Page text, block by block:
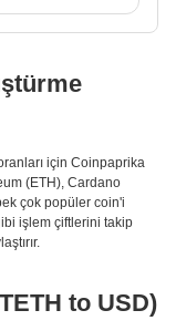
için Coinpaprika
(ETH), Cardano
çok popüler coin'i
işlem çiftlerini takip
to USD)